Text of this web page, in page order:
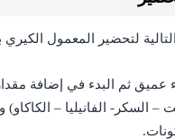
لتحضير المعمول الكيري
عميق ثم البدء في إضافة
– السكر- الفانيليا –